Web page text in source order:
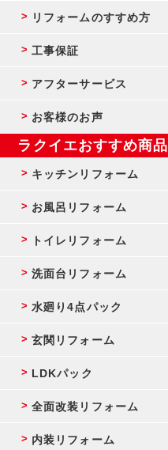
リフォームのすすめ方
工事保証
アフターサービス
お客様のお声
ラクイエおすすめ商品
キッチンリフォーム
お風呂リフォーム
トイレリフォーム
洗面台リフォーム
水廻り4点パック
玄関リフォーム
LDKパック
全面改装リフォーム
内装リフォーム